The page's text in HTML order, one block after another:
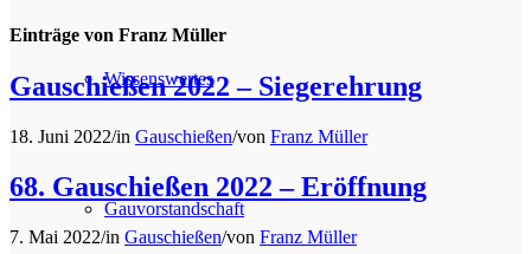
Wissenswertes
Gauvorstandschaft
Einträge von Franz Müller
Gauschießen 2022 – Siegerehrung
18. Juni 2022/in Gauschießen/von Franz Müller
68. Gauschießen 2022 – Eröffnung
7. Mai 2022/in Gauschießen/von Franz Müller